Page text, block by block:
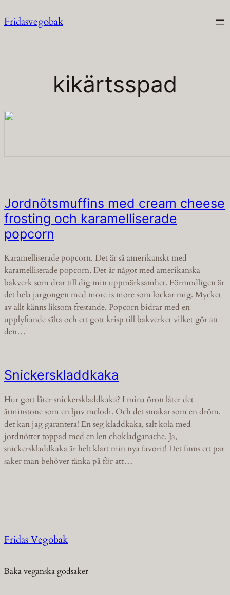
till
Fridasvegobak
kikärtsspad
Jordnötsmuffins med cream cheese
frosting och karamelliserade
popcorn
Karamelliserade popcorn. Det är så amerikanskt med
karamelliserade popcorn. Det är något med amerikanska
bakverk som drar till dig min uppmärksamhet. Förmodligen är
det hela jargongen med more is more som lockar mig. Mycket
av allt känns liksom frestande. Popcorn bidrar med en
upplyftande sälta och ett gott krisp till bakverket vilket gör att
den…
Snickerskladdkaka
Hur gott låter snickerskladdkaka? I mina öron låter det
åtminstone som en ljuv melodi. Och det smakar som en dröm,
det kan jag garantera! En seg kladdkaka, salt kola med
jordnötter toppad med en len chokladganache. Ja,
snickerskladdkaka är helt klart min nya favorit! Det finns ett par
saker man behöver tänka på för att…
Fridas Vegobak
Baka veganska godsaker